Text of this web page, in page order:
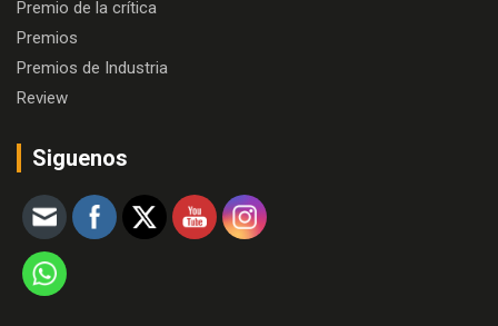
Premio de la crítica
Premios
Premios de Industria
Review
Siguenos